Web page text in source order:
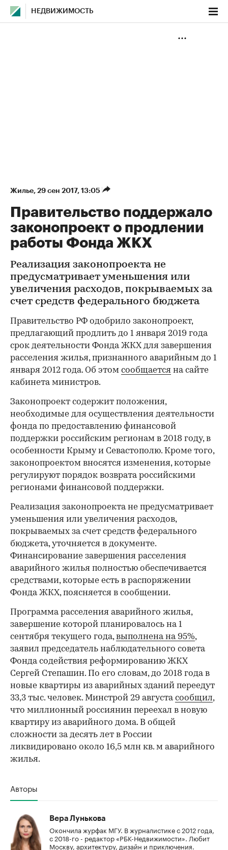
НЕДВИЖИМОСТЬ
Жилье⁠, 29 сен 2017, 13:05
Правительство поддержало
законопроект о продлении
работы Фонда ЖКХ
Реализация законопроекта не
предусматривает уменьшения или
увеличения расходов, покрываемых за
счет средств федерального бюджета
Правительство РФ одобрило законопроект,
предлагающий продлить до 1 января 2019 года
срок деятельности Фонда ЖКХ для завершения
расселения жилья, признанного аварийным до 1
января 2012 года. Об этом сообщается на сайте
кабинета министров.
Законопроект содержит положения,
необходимые для осуществления деятельности
фонда по предоставлению финансовой
поддержки российским регионам в 2018 году, в
особенности Крыму и Севастополю. Кроме того,
законопроектом вносятся изменения, которые
регулируют порядок возврата российскими
регионами финансовой поддержки.
Реализация законопроекта не предусматривает
уменьшения или увеличения расходов,
покрываемых за счет средств федерального
бюджета, уточняется в документе.
Финансирование завершения расселения
аварийного жилья полностью обеспечивается
средствами, которые есть в распоряжении
Фонда ЖКХ, поясняется в сообщении.
Программа расселения аварийного жилья,
завершение которой планировалось на 1
сентября текущего года,выполнена на 95%,
заявил председатель наблюдательного совета
Фонда содействия реформированию ЖКХ
Сергей Степашин. По его словам, до 2018 года в
новые квартиры из аварийных зданий переедут
33,3 тыс. человек. Минстрой 29 августасообщил,
что миллионный россиянин переехал в новую
квартиру из аварийного дома. В общей
сложности за десять лет в России
ликвидировано около 16,5 млн кв. м аварийного
жилья.
Авторы
Вера Лунькова
Окончила журфак МГУ. В журналистике с 2012 года,
с 2018-го - редактор «РБК-Недвижимости». Любит
Москву, архитектуру, дизайн и приключения.